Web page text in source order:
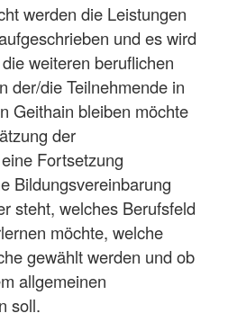
werden die Leistungen
und es wird
weiteren beruflichen
der/die Teilnehmende in
Geithain bleiben möchte
der
Fortsetzung
Bildungsvereinbarung
steht, welches Berufsfeld
möchte, welche
gewählt werden und ob
allgemeinen
soll.